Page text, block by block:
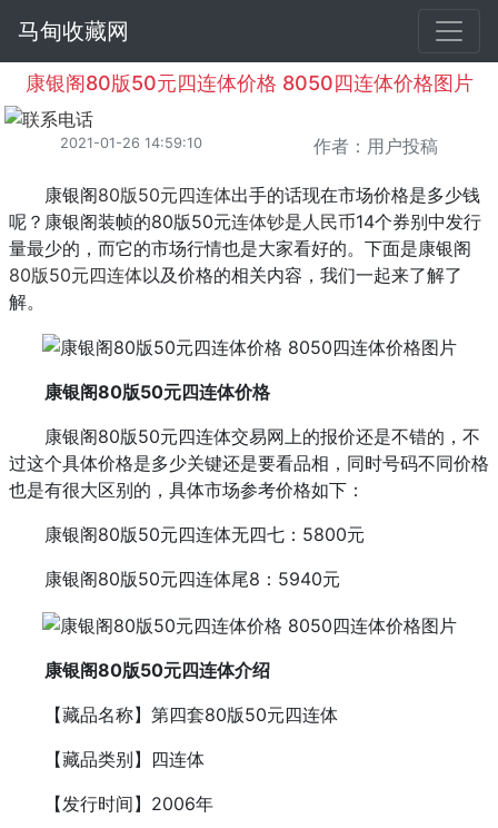
马甸收藏网
康银阁80版50元四连体价格 8050四连体价格图片
2021-01-26 14:59:10 作者：用户投稿
康银阁80版50元四连体出手的话现在市场价格是多少钱
呢？康银阁装帧的80版50元连体钞是 人民币14个券别中发行
量最少的，而它的市场行情也是大家看好的。下面是康银阁
80版50元四连体以及价格的相关内容，我们一起来了解了
解。
康银阁80版50元四连体价格
康银阁80版50元四连体交易网上的报价还是不错的，不
过这个具体价格是多少关键还是要看品相，同时号码不同价格
也是有很大区别的，具体市场参考价格如下：
康银阁80版50元四连体无四七：5800元
康银阁80版50元四连体尾8：5940元
康银阁80版50元四连体介绍
【藏品名称】第四套80版50元四连体
【藏品类别】四连体
【发行时间】2006年